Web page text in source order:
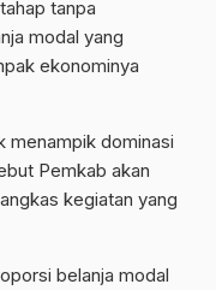
tanpa
modal yang
ekonominya
menampik dominasi
Pemkab akan
kegiatan yang
belanja modal